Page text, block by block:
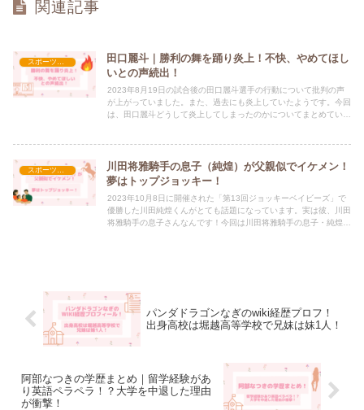
関連記事
田口麗斗｜勝利の舞を踊り炎上！不快、やめてほし
いとの声続出！
2023年8月19日の試合後の田口麗斗選手の行動について批判の声
が上がっていました。また、過去にも炎上していたようです。今回
は、田口麗斗どうして炎上してしまったのかについてまとめていき
川田将雅騎手の息子（純煌）が父親似でイケメン！
夢はトップジョッキー！
2023年10月8日に開催された「第13回ジョッキーベイビーズ」で
優勝した川田純煌くんがとても話題になっています。実は彼、川田
将雅騎手の息子さんなんです！今回は川田将雅騎手の息子・純煌く
パンダドラゴンなぎのwiki経歴プロフ！
出身高校は堀越高等学校で兄妹は妹1人！
阿部なつきの学歴まとめ｜留学経験があ
り英語ペラペラ！？大学を中退した理由
が衝撃！